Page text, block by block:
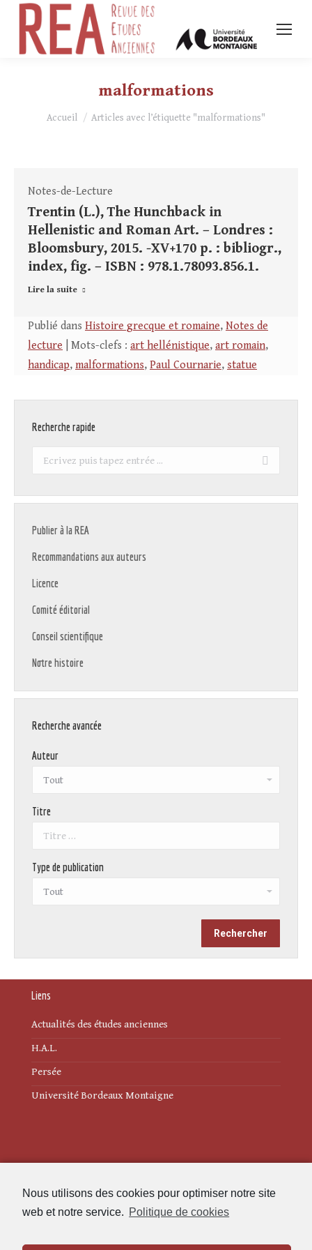
Nous utilisons des cookies pour optimiser notre site
web et notre service. Politique de cookies
malformations
Vous êtes ici :
Accueil Articles avec l’étiquette "malformations"
Notes-de-Lecture
Trentin (L.), The Hunchback in
Hellenistic and Roman Art. – Londres :
Bloomsbury, 2015. -XV+170 p. : bibliogr.,
index, fig. – ISBN : 978.1.78093.856.1.
Lire la suite
Publié dans Histoire grecque et romaine, Notes de
lecture | Mots-clefs : art hellénistique, art romain,
handicap, malformations, Paul Cournarie, statue
Recherche rapide
Recherche
Publier à la REA
Recommandations aux auteurs
Licence
Comité éditorial
Conseil scientifique
Notre histoire
Recherche avancée
Auteur
Titre
Type de publication
Liens
Actualités des études anciennes
H.A.L.
Persée
Université Bordeaux Montaigne
Politique de cookies (UE)